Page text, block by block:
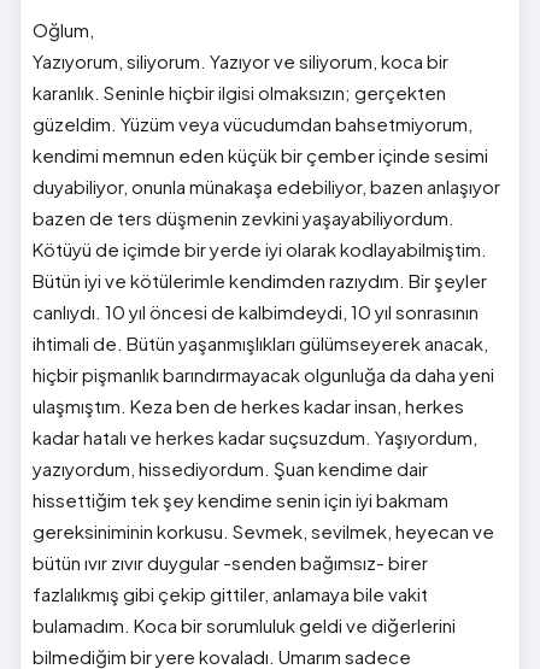
Oğlum,
Yazıyorum, siliyorum. Yazıyor ve siliyorum, koca bir
karanlık. Seninle hiçbir ilgisi olmaksızın; gerçekten
güzeldim. Yüzüm veya vücudumdan bahsetmiyorum,
kendimi memnun eden küçük bir çember içinde sesimi
duyabiliyor, onunla münakaşa edebiliyor, bazen anlaşıyor
bazen de ters düşmenin zevkini yaşayabiliyordum.
Kötüyü de içimde bir yerde iyi olarak kodlayabilmiştim.
Bütün iyi ve kötülerimle kendimden razıydım. Bir şeyler
canlıydı. 10 yıl öncesi de kalbimdeydi, 10 yıl sonrasının
ihtimali de. Bütün yaşanmışlıkları gülümseyerek anacak,
hiçbir pişmanlık barındırmayacak olgunluğa da daha yeni
ulaşmıştım. Keza ben de herkes kadar insan, herkes
kadar hatalı ve herkes kadar suçsuzdum. Yaşıyordum,
yazıyordum, hissediyordum. Şuan kendime dair
hissettiğim tek şey kendime senin için iyi bakmam
gereksiniminin korkusu. Sevmek, sevilmek, heyecan ve
bütün ıvır zıvır duygular -senden bağımsız- birer
fazlalıkmış gibi çekip gittiler, anlamaya bile vakit
bulamadım. Koca bir sorumluluk geldi ve diğerlerini
bilmediğim bir yere kovaladı. Umarım sadece